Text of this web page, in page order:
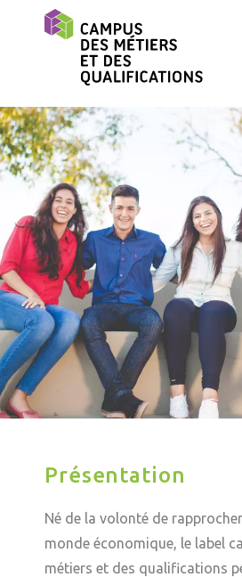
Présentation
Né de la volonté de
monde économique, le label
métiers et des qualifications